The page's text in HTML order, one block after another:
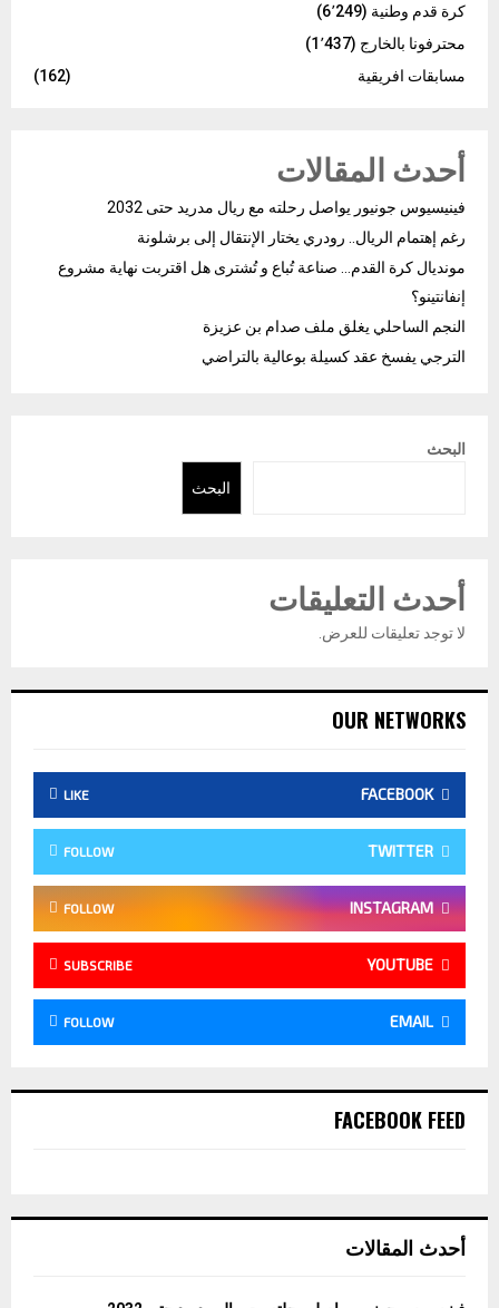
كرة قدم وطنية (6٬249)
محترفونا بالخارج (1٬437)
مسابقات افريقية
(162)
أحدث المقالات
فينيسيوس جونيور يواصل رحلته مع ريال مدريد حتى 2032
رغم إهتمام الريال.. رودري يختار الإنتقال إلى برشلونة
مونديال كرة القدم… صناعة تُباع و تُشترى هل اقتربت نهاية مشروع
إنفانتينو؟
النجم الساحلي يغلق ملف صدام بن عزيزة
الترجي يفسخ عقد كسيلة بوعالية بالتراضي
البحث
البحث
أحدث التعليقات
لا توجد تعليقات للعرض.
OUR NETWORKS
FACEBOOK
LIKE
TWITTER
FOLLOW
INSTAGRAM
FOLLOW
YOUTUBE
SUBSCRIBE
EMAIL
FOLLOW
FACEBOOK FEED
أحدث المقالات